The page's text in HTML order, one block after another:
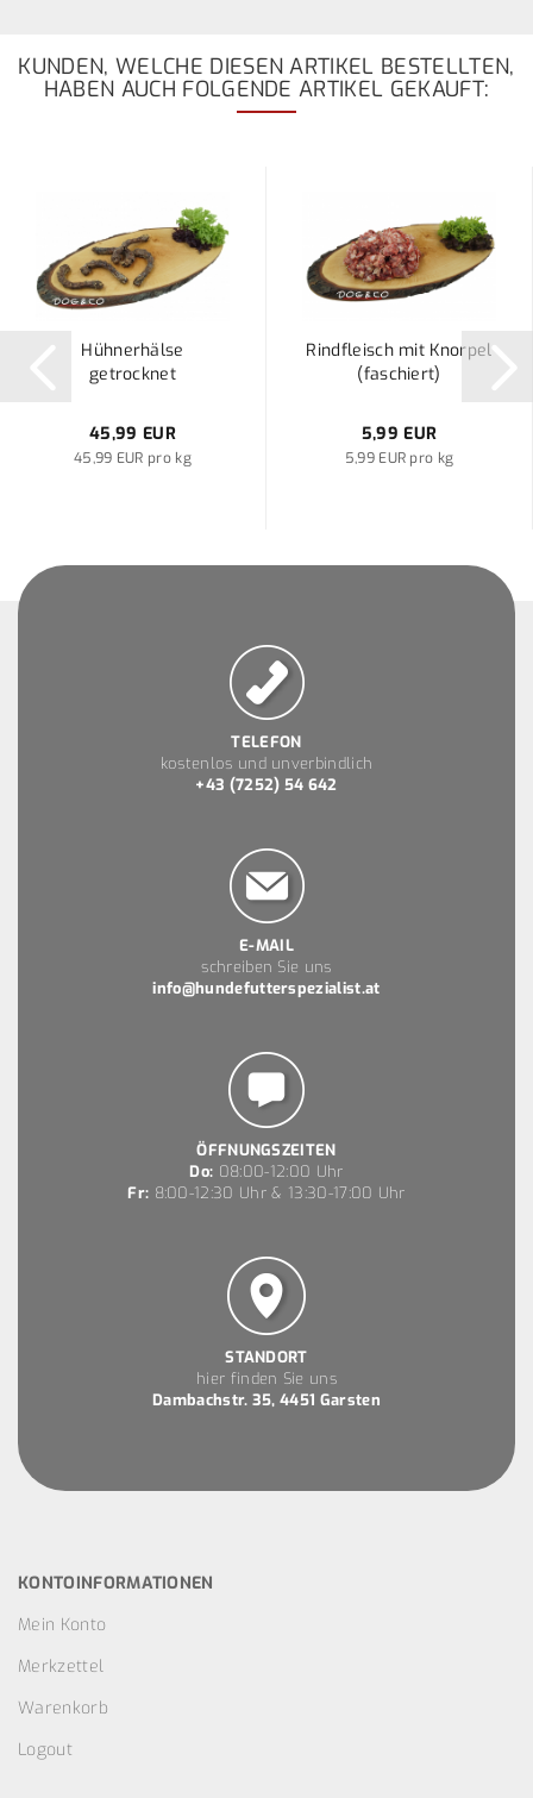
KUNDEN, WELCHE DIESEN ARTIKEL BESTELLTEN,
HABEN AUCH FOLGENDE ARTIKEL GEKAUFT:
Hühnerhälse
getrocknet
45,99 EUR
45,99 EUR pro kg
Rindfleisch mit Knorpel
(faschiert)
5,99 EUR
5,99 EUR pro kg
TELEFON
kostenlos und unverbindlich
+43 (7252) 54 642
E-MAIL
schreiben Sie uns
info@hundefutterspezialist.at
ÖFFNUNGSZEITEN
Do: 08:00-12:00 Uhr
Fr: 8:00-12:30 Uhr & 13:30-17:00 Uhr
STANDORT
hier finden Sie uns
Dambachstr. 35, 4451 Garsten
KONTOINFORMATIONEN
Mein Konto
Merkzettel
Warenkorb
Logout